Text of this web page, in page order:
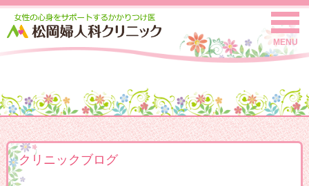
MENU
クリニックブログ